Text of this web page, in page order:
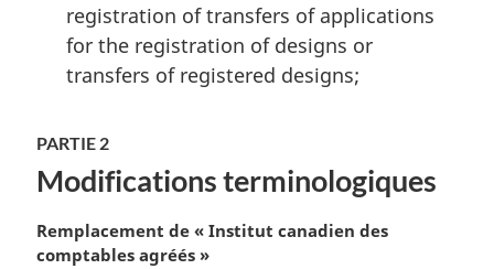
registration of transfers of applications
for the registration of designs or
transfers of registered designs;
PARTIE 2
Modifications terminologiques
N
o
Remplacement de « Institut canadien des
comptables agréés »